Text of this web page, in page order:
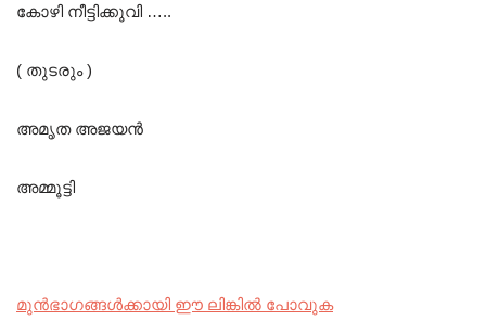
കോഴി നീട്ടിക്കൂവി …..
( തുടരും )
അമൃത അജയൻ
അമ്മൂട്ടി
മുൻഭാഗങ്ങൾക്കായി ഈ ലിങ്കിൽ പോവുക